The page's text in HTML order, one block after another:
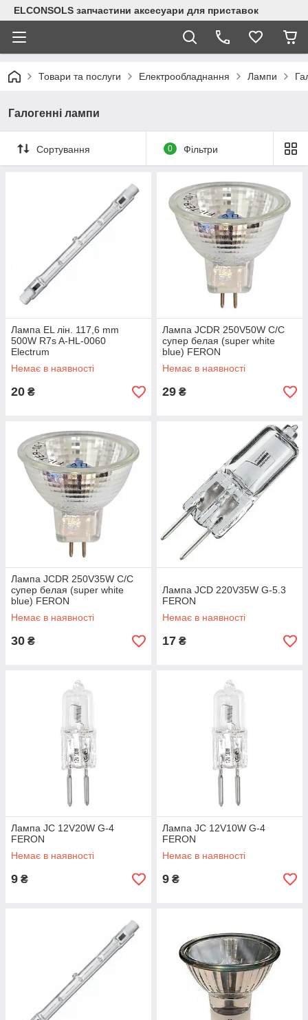
ELCONSOLS запчастини аксесуари для приставок
Товари та послуги Електрообладнання Лампи
Галогенні лампи
Сортування 0 Фільтри
Лампа EL лін. 117,6 mm
500W R7s A-HL-0060
Electrum
Немає в наявності
20 ₴
Лампа JCDR 250V50W C/C
супер белая (super white
blue) FERON
Немає в наявності
29 ₴
Лампа JCDR 250V35W C/C
супер белая (super white
blue) FERON
Немає в наявності
30 ₴
Лампа JCD 220V35W G-5.3
FERON
Немає в наявності
17 ₴
Лампа JC 12V20W G-4
FERON
Немає в наявності
9 ₴
Лампа JC 12V10W G-4
FERON
Немає в наявності
9 ₴